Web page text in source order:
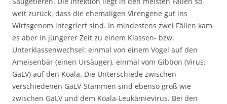
weit zurück, dass die ehemaligen Virengene gut ins
Wirtsgenom integriert sind. In mindestens zwei Fällen kam
es aber in jüngerer Zeit zu einem Klassen- bzw.
Unterklassenwechsel: einmal von einem Vogel auf den
Ameisenbär (einen Ursäuger), einmal vom Gibbon (Virus:
GaLV) auf den Koala. Die Unterschiede zwischen
verschiedenen GaLV-Stämmen sind ebenso groß wie
zwischen GaLV und dem Koala-Leukämievirus. Bei den